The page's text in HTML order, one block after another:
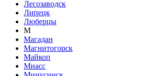
Лесозаводск
Липецк
Люберцы
М
Магадан
Магнитогорск
Майкоп
Миасс